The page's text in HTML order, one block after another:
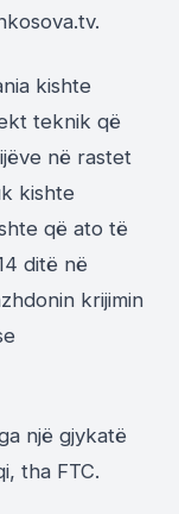
kishte
teknik që
në rastet
kishte
që ato të
ditë në
krijimin
një gjykatë
tha FTC.